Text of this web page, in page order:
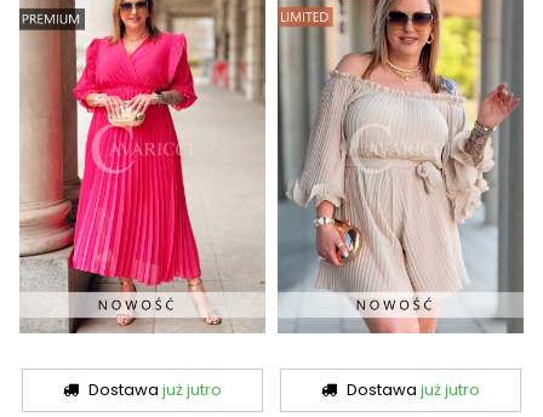
Dostawajuż jutro Dostawa już jutro